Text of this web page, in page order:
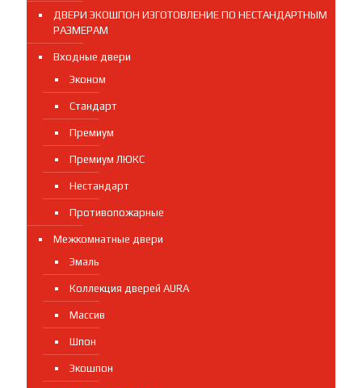
ДВЕРИ ЭКОШПОН ИЗГОТОВЛЕНИЕ ПО НЕСТАНДАРТНЫМ
РАЗМЕРАМ
Входные двери
Эконом
Стандарт
Премиум
Премиум ЛЮКС
Нестандарт
Противопожарные
Межкомнатные двери
Эмаль
Коллекция дверей AURA
Массив
Шпон
Экошпон